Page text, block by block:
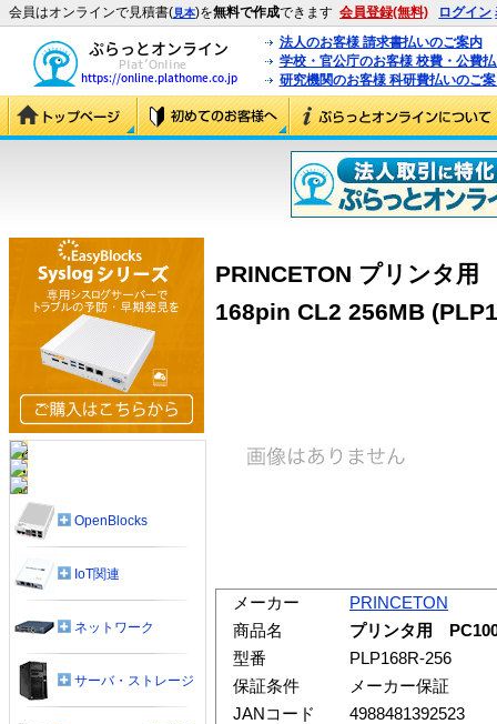
会員はオンラインで見積書(見本)を無料で作成できます 会員登録(無料) ログイン
法人のお客様 請求書払いのご案内
学校・官公庁のお客様 校費・公費
研究機関のお客様 科研費払いのご
PRINCETON プリンタ
168pin CL2 256MB
メーカー
PRINCETON
商品名
プリンタ用
型番
PLP168R-256
保証条件
メーカー保証
JANコード
4988481392523
OpenBlocks
IoT関連
ネットワーク
サーバ・ストレージ